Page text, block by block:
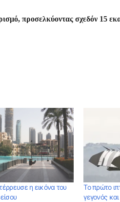
προσελκύοντας σχεδόν 15
η εικόνα του
Το πρώτο
γεγονός